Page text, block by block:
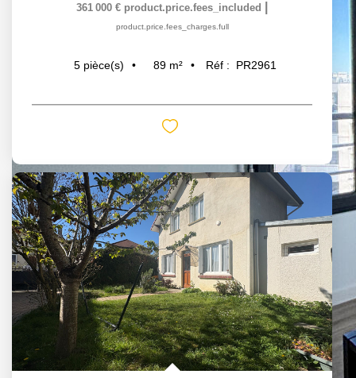
361 000 € product.price.fees_included
product.price.fees_charges.full
5 pièce(s) 89 m² Réf : PR2961